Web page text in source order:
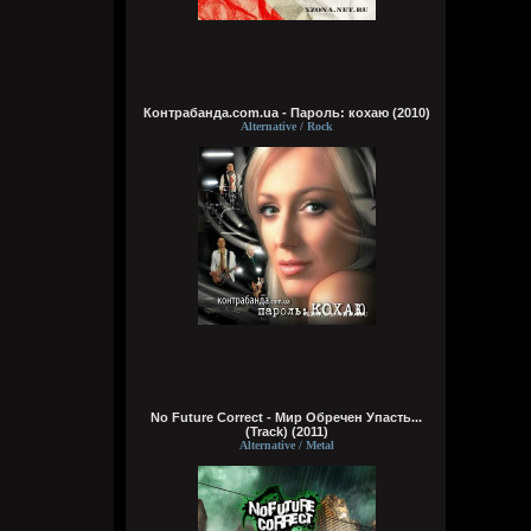
делах. панки просто бомбы
Кукуня
21:36:44
Цитата: Wirtuozik
ещё и вместо мозга вставили мощный
ты хотел сказать в место, где должен
быть мозг
Wirtuozik
20:40:37
А если бы мне ещё и вместо мозга
вставили мощный компьют, то ч бы еще и
Контрабанда.com.ua - Пароль: кохаю (2010)
Alternative / Rock
No Future Correct - Мир Обречен Упасть...
(Track) (2011)
Alternative / Metal